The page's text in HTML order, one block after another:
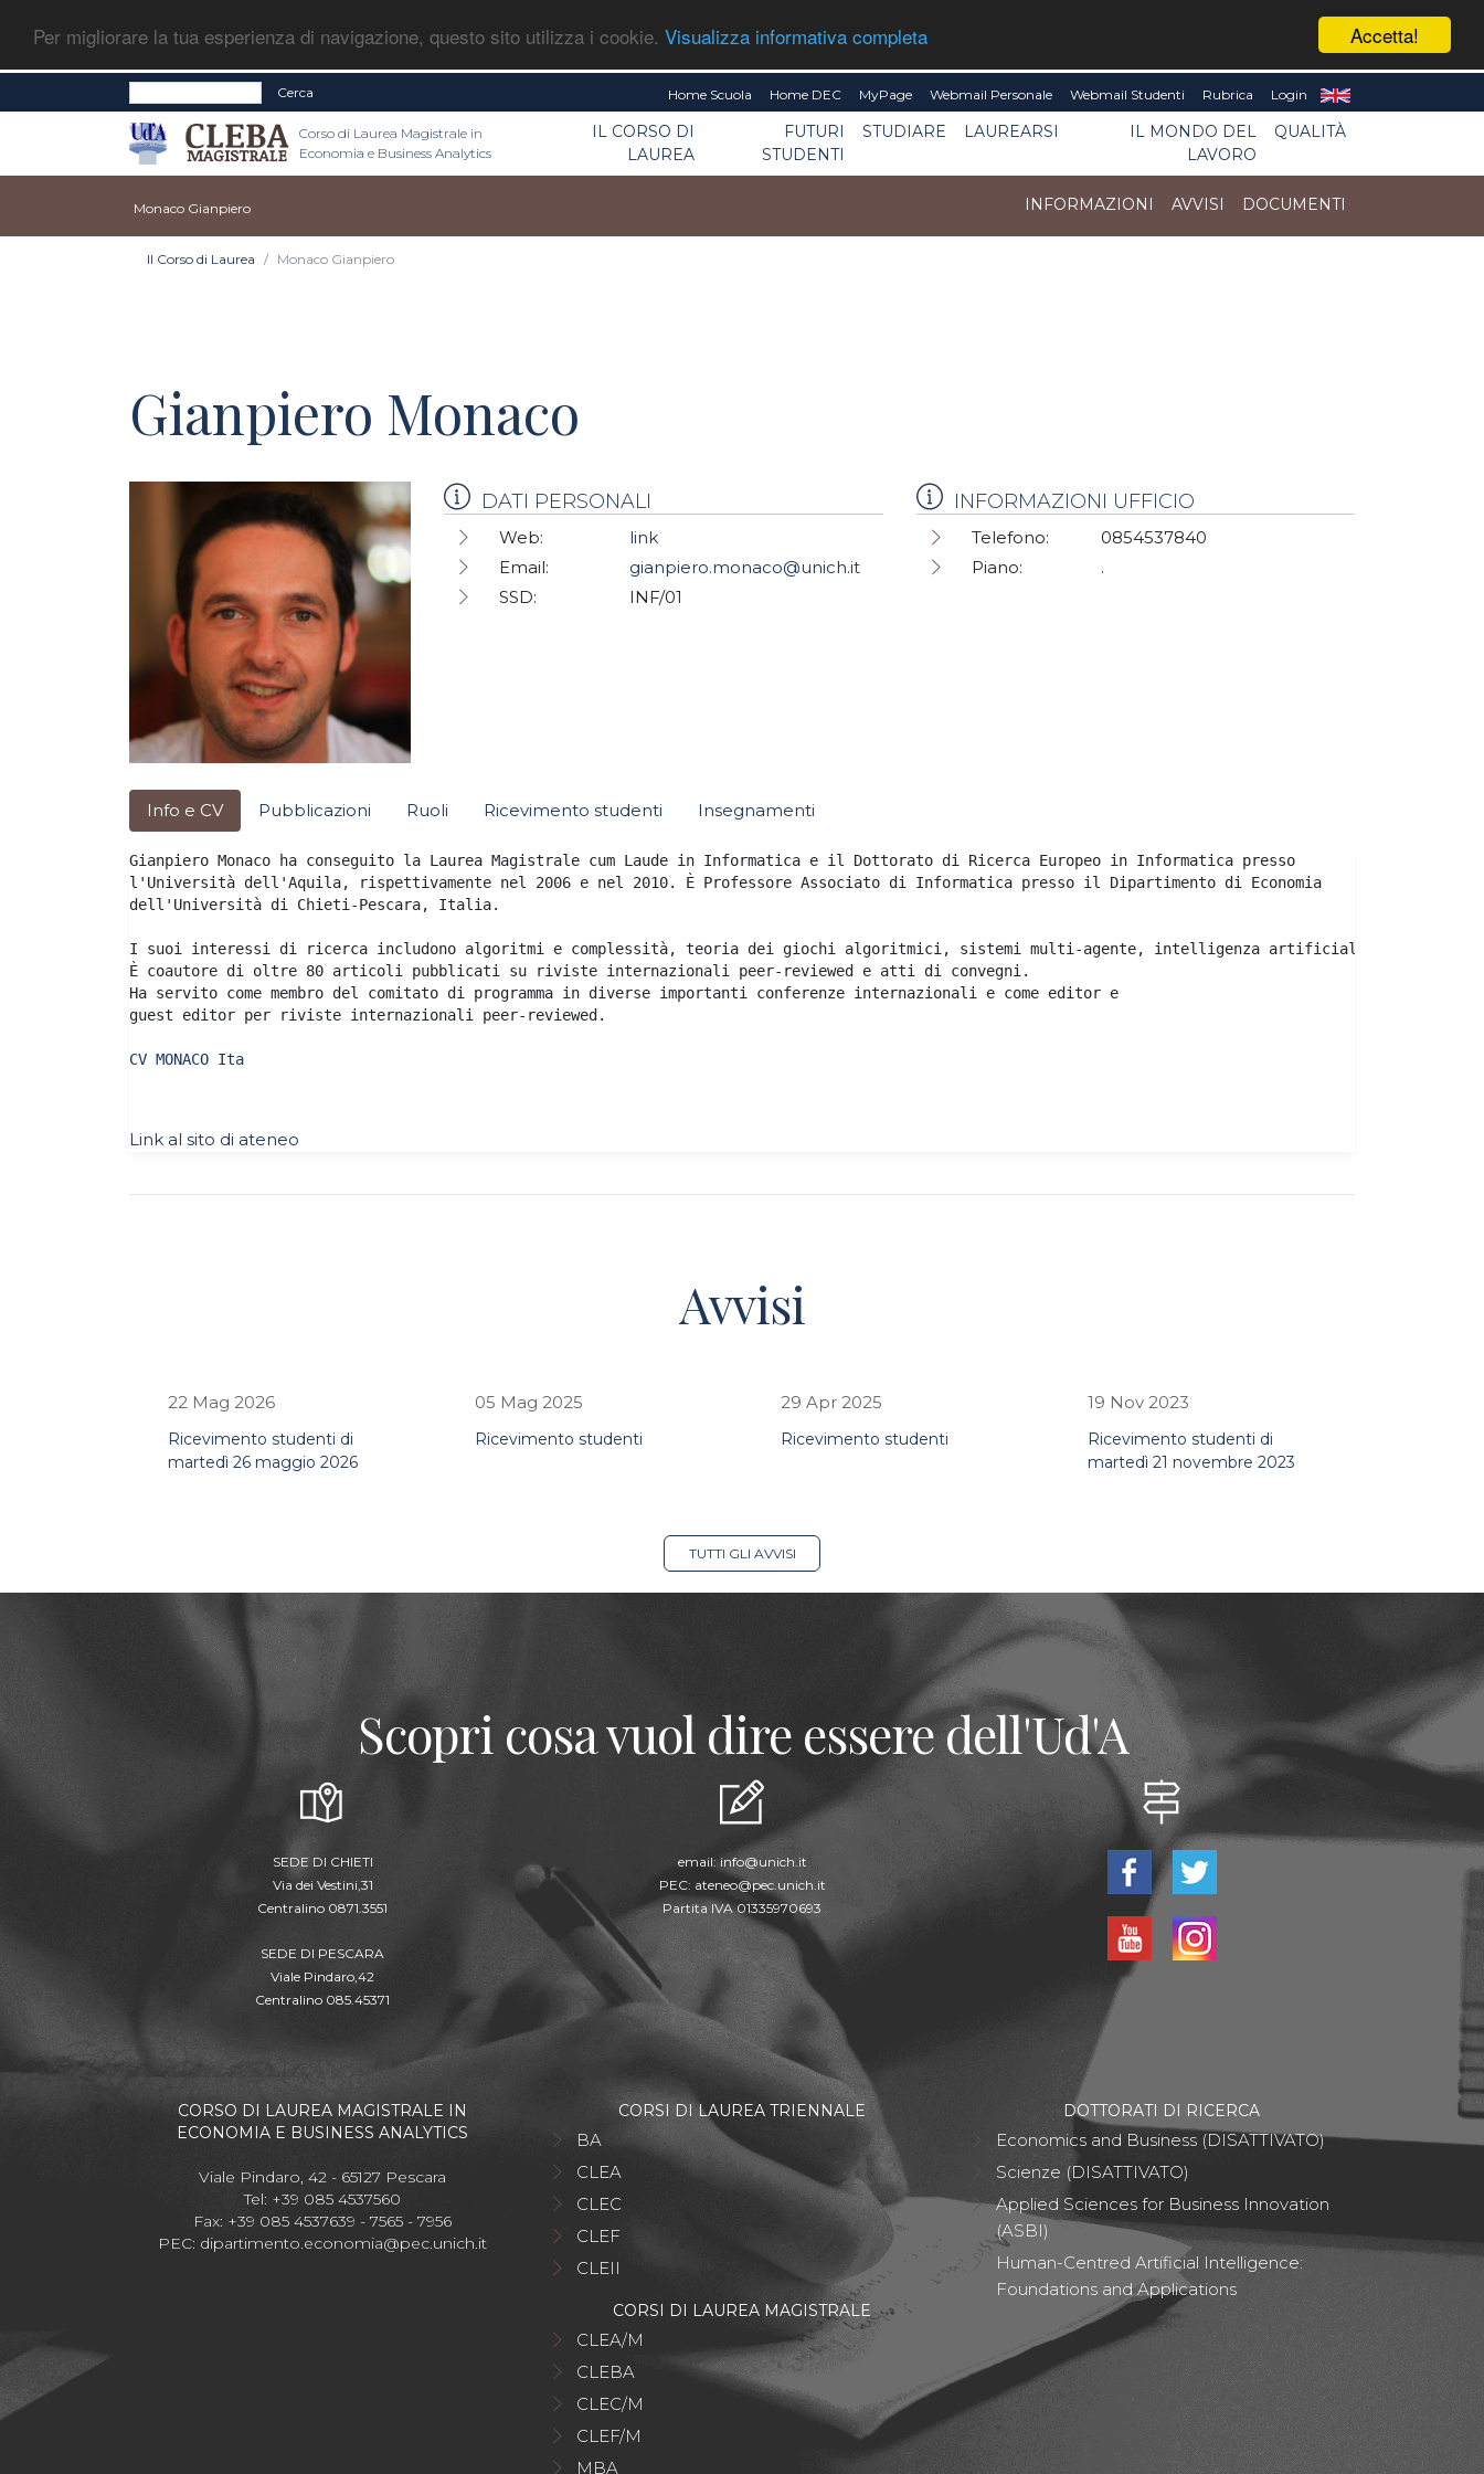
Accetta!
Per migliorare la tua esperienza di navigazione, questo sito utilizza i cookie. Visualizza informativa completa
Cerca Home Scuola Home DEC MyPage Webmail Personale Webmail Studenti Rubrica Login
Corso di Laurea Magistrale in
Economia e Business Analytics
IL CORSO DI
LAUREA
FUTURI
STUDENTI
STUDIARE LAUREARSI
IL MONDO DEL
LAVORO
QUALITÀ
Monaco Gianpiero INFORMAZIONI AVVISI DOCUMENTI
Il Corso di Laurea Monaco Gianpiero
Gianpiero Monaco
DATI PERSONALI
Web:
link
Email:
gianpiero.monaco@unich.it
SSD:
INF/01
INFORMAZIONI UFFICIO
Telefono:
0854537840
Piano:
.
Info e CV Pubblicazioni Ruoli Ricevimento studenti Insegnamenti
Gianpiero Monaco ha conseguito la Laurea Magistrale cum Laude in Informatica e il Dottorato di Ricerca Europeo in Informatica presso
l'Università dell'Aquila, rispettivamente nel 2006 e nel 2010. È Professore Associato di Informatica presso il Dipartimento di Economia
dell'Università di Chieti-Pescara, Italia.
I suoi interessi di ricerca includono algoritmi e complessità, teoria dei giochi algoritmici, sistemi multi-agente, intelligenza artificiale, economia
È coautore di oltre 80 articoli pubblicati su riviste internazionali peer-reviewed e atti di convegni.
Ha servito come membro del comitato di programma in diverse importanti conferenze internazionali e come editor e
guest editor per riviste internazionali peer-reviewed.
CV MONACO Ita
Link al sito di ateneo
Avvisi
22 Mag 2026
Ricevimento studenti di
martedì 26 maggio 2026
05 Mag 2025
Ricevimento studenti
29 Apr 2025
Ricevimento studenti
19 Nov 2023
Ricevimento studenti di
martedì 21 novembre 2023
TUTTI GLI AVVISI
Scopri cosa vuol dire essere dell'Ud'A
SEDE DI CHIETI
Via dei Vestini,31
Centralino 0871.3551
SEDE DI PESCARA
Viale Pindaro,42
Centralino 085.45371
email:info@unich.it
PEC: ateneo@pec.unich.it
Partita IVA 01335970693
CORSO DI LAUREA MAGISTRALE IN
ECONOMIA E BUSINESS ANALYTICS
Viale Pindaro, 42 - 65127 Pescara
Tel: +39 085 4537560
Fax: +39 085 4537639 - 7565 - 7956
PEC: dipartimento.economia@pec.unich.it
CORSI DI LAUREA TRIENNALE
BA
CLEA
CLEC
CLEF
CLEII
CORSI DI LAUREA MAGISTRALE
CLEA/M
CLEBA
CLEC/M
CLEF/M
MBA
DOTTORATI DI RICERCA
Economics and Business (DISATTIVATO)
Scienze (DISATTIVATO)
Applied Sciences for Business Innovation
(ASBI)
Human-Centred Artificial Intelligence:
Foundations and Applications